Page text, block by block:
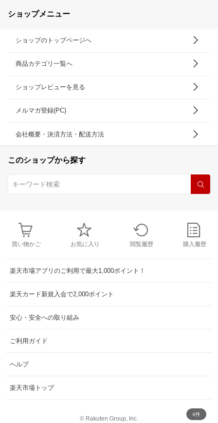
4件
ショップメニュー
ショップのトップページへ
商品カテゴリ一覧へ
ショップレビューを見る
メルマガ登録(PC)
会社概要・決済方法・配送方法
このショップから探す
買い物かご お気に入り 閲覧履歴 購入履歴
楽天市場アプリのご利用で最大1,000ポイント！
楽天カード新規入会で2,000ポイント
安心・安全への取り組み
ご利用ガイド
ヘルプ
楽天市場トップ
© Rakuten Group, Inc.